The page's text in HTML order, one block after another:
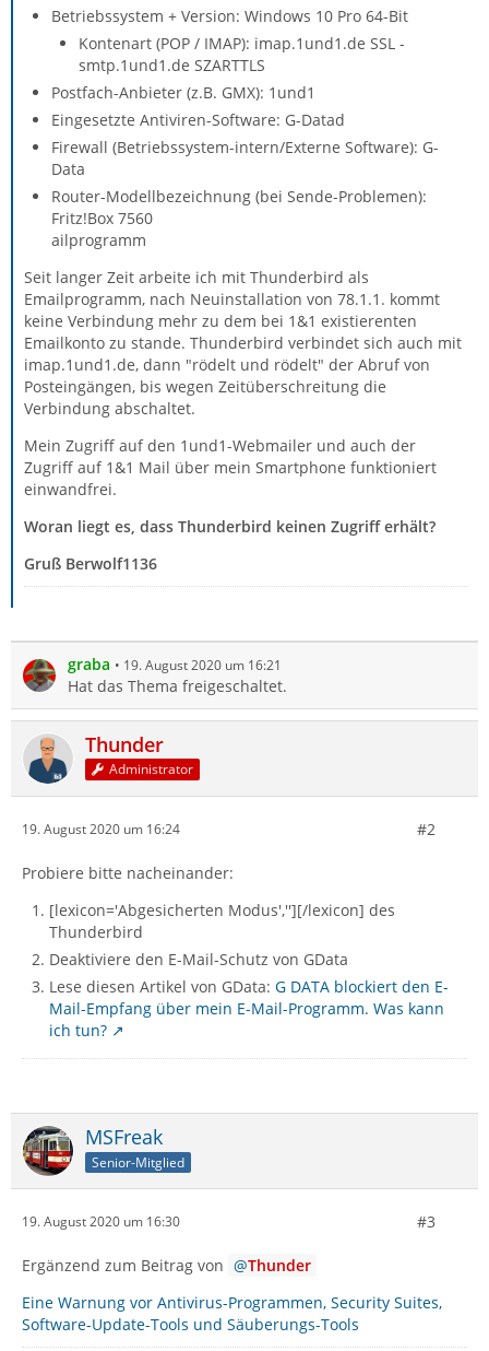
Betriebssystem + Version: Windows 10 Pro 64-Bit
Kontenart (POP / IMAP): imap.1und1.de SSL -
smtp.1und1.de SZARTTLS
Postfach-Anbieter (z.B. GMX): 1und1
Eingesetzte Antiviren-Software: G-Datad
Firewall (Betriebssystem-intern/Externe Software): G-
Data
Router-Modellbezeichnung (bei Sende-Problemen):
Fritz!Box 7560
ailprogramm
Seit langer Zeit arbeite ich mit Thunderbird als
Emailprogramm, nach Neuinstallation von 78.1.1. kommt
keine Verbindung mehr zu dem bei 1&1 existierenten
Emailkonto zu stande. Thunderbird verbindet sich auch mit
imap.1und1.de, dann "rödelt und rödelt" der Abruf von
Posteingängen, bis wegen Zeitüberschreitung die
Verbindung abschaltet.
Mein Zugriff auf den 1und1-Webmailer und auch der
Zugriff auf 1&1 Mail über mein Smartphone funktioniert
einwandfrei.
Woran liegt es, dass Thunderbird keinen Zugriff erhält?
Gruß Berwolf1136
graba 19. August 2020 um 16:21
Hat das Thema freigeschaltet.
Thunder
Administrator
19. August 2020 um 16:24 #2
Probiere bitte nacheinander:
[lexicon='Abgesicherten Modus',''][/lexicon] des
Thunderbird
Deaktiviere den E-Mail-Schutz von GData
Lese diesen Artikel von GData: G DATA blockiert den E-
Mail-Empfang über mein E-Mail-Programm. Was kann
ich tun?
MSFreak
Senior-Mitglied
19. August 2020 um 16:30 #3
Ergänzend zum Beitrag von
Thunder
Eine Warnung vor Antivirus-Programmen, Security Suites,
Software-Update-Tools und Säuberungs-Tools